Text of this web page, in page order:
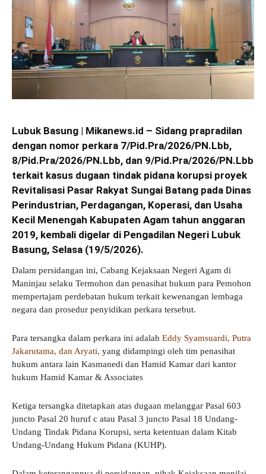
Lubuk Basung | Mikanews.id – Sidang prapradilan
dengan nomor perkara 7/Pid.Pra/2026/PN.Lbb,
8/Pid.Pra/2026/PN.Lbb, dan 9/Pid.Pra/2026/PN.Lbb
terkait kasus dugaan tindak pidana korupsi proyek
Revitalisasi Pasar Rakyat Sungai Batang pada Dinas
Perindustrian, Perdagangan, Koperasi, dan Usaha
Kecil Menengah Kabupaten Agam tahun anggaran
2019, kembali digelar di Pengadilan Negeri Lubuk
Basung, Selasa (19/5/2026).
Dalam persidangan ini, Cabang Kejaksaan Negeri Agam di
Maninjau selaku Termohon dan penasihat hukum para Pemohon
mempertajam perdebatan hukum terkait kewenangan lembaga
negara dan prosedur penyidikan perkara tersebut.
Para tersangka dalam perkara ini adalah Eddy Syamsuardi, Putra
Jakarutama, dan Aryati, yang didampingi oleh tim penasihat
hukum antara lain Kasmanedi dan Hamid Kamar dari kantor
hukum Hamid Kamar & Associates
Ketiga tersangka ditetapkan atas dugaan melanggar Pasal 603
juncto Pasal 20 huruf c atau Pasal 3 juncto Pasal 18 Undang-
Undang Tindak Pidana Korupsi, serta ketentuan dalam Kitab
Undang-Undang Hukum Pidana (KUHP).